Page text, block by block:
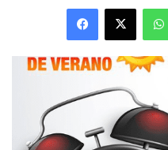
Facebook
X